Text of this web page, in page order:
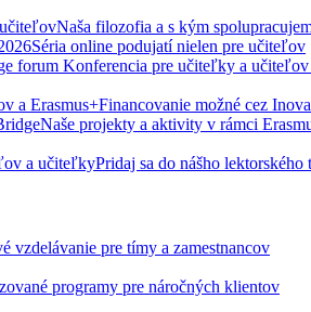
Naša filozofia a s kým
Séria online podujatí nielen pre učiteľov
forum Konferencia pre učiteľky a
a Erasmus+Financovanie možné cez
Naše projekty a aktivity v rámci
a učiteľkyPridaj sa do nášho lektorského
vzdelávanie pre tímy a zamestnancov
programy pre náročných klientov